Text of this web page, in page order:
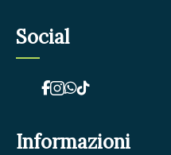
Social
Informazioni